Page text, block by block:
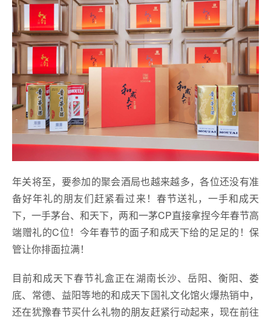
年关将至，要参加的聚会酒局也越来越多，各位还没有准
备好年礼的朋友们赶紧看过来！春节送礼，一手和成天
下，一手茅台、和天下，两和一茅CP直接拿捏今年春节高
端赠礼的C位！今年春节的面子和成天下给的足足的！保
管让你排面拉满！
目前和成天下春节礼盒正在湖南长沙、岳阳、衡阳、娄
底、常德、益阳等地的和成天下国礼文化馆火爆热销中，
还在犹豫春节买什么礼物的朋友赶紧行动起来，现在前往